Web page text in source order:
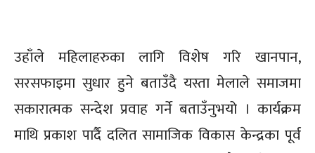
उहाँले महिलाहरुका लागि विशेष गरि खानपान,
सरसफाइमा सुधार हुने बताउँदै यस्ता मेलाले समाजमा
सकारात्मक सन्देश प्रवाह गर्ने बताउँनुभयो । कार्यक्रम
माथि प्रकाश पार्दै दलित सामाजिक विकास केन्द्रका पूर्व